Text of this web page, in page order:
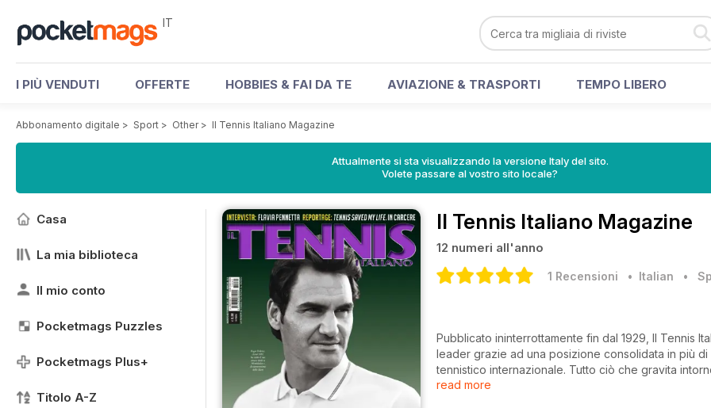
IT
I PIÙ VENDUTI OFFERTE HOBBIES & FAI DA TE AVIAZIONE & TRASPORTI TEMPO LIBERO
Abbonamento digitale > Sport > Other> Il Tennis Italiano Magazine
Attualmente si sta visualizzando la versione Italy del sito.
Volete passare al vostro sito locale?
Casa
La mia biblioteca
Il mio conto
Pocketmags Puzzles
Pocketmags Plus+
Titolo A-Z
Il Tennis Italiano Magazine
12 numeri all'anno
1 Recensioni • Italian •
Pubblicato ininterrottamente fin dal 1929, Il Tennis
leader grazie ad una posizione consolidata in più
tennistico internazionale. Tutto ciò che gravita
curiosità e tecniche di gioco, trova spazio tra le
read more